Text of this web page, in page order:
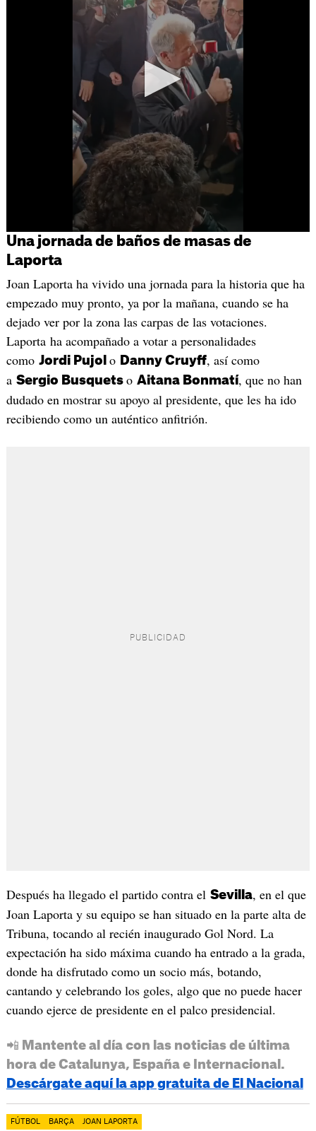
Una jornada de baños de masas de
Laporta
Joan Laporta ha vivido una jornada para la historia que ha
empezado muy pronto, ya por la mañana, cuando se ha
dejado ver por la zona las carpas de las votaciones.
Laporta ha acompañado a votar a personalidades
como Jordi Pujol o Danny Cruyff, así como
a Sergio Busquets o Aitana Bonmatí, que no han
dudado en mostrar su apoyo al presidente, que les ha ido
recibiendo como un auténtico anfitrión.
Después ha llegado el partido contra el Sevilla, en el que
Joan Laporta y su equipo se han situado en la parte alta de
Tribuna, tocando al recién inaugurado Gol Nord. La
expectación ha sido máxima cuando ha entrado a la grada,
donde ha disfrutado como un socio más, botando,
cantando y celebrando los goles, algo que no puede hacer
cuando ejerce de presidente en el palco presidencial.
📲 Mantente al día con las noticias de última
hora de Catalunya, España e Internacional.
Descárgate aquí la app gratuita de El Nacional
FÚTBOL BARÇA JOAN LAPORTA